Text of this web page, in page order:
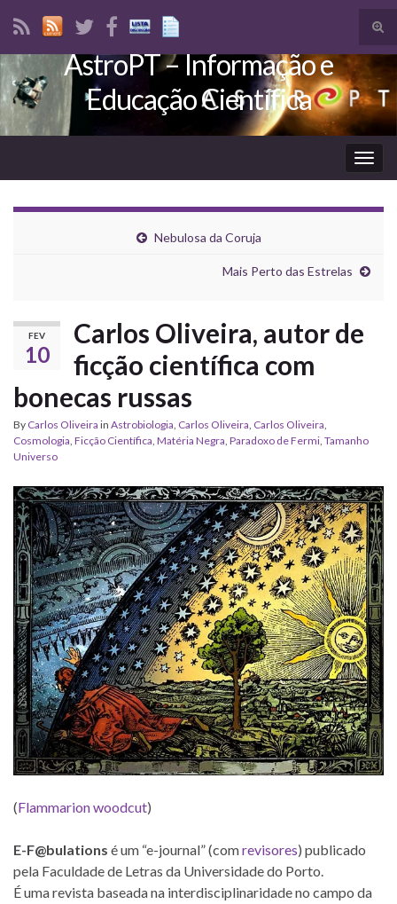
Search for:
AstroPT – Informação e
Educação Científica
Nebulosa da Coruja
Mais Perto das Estrelas
FEV
10
Carlos Oliveira, autor de
ficção científica com
bonecas russas
By Carlos Oliveira in Astrobiologia, Carlos Oliveira, Carlos Oliveira,
Cosmologia, Ficção Científica, Matéria Negra, Paradoxo de Fermi, Tamanho
Universo
(Flammarion woodcut)
E-F@bulations é um “e-journal” (comrevisores) publicado
pela Faculdade de Letras da Universidade do Porto.
É uma revista baseada na interdisciplinaridade no campo da